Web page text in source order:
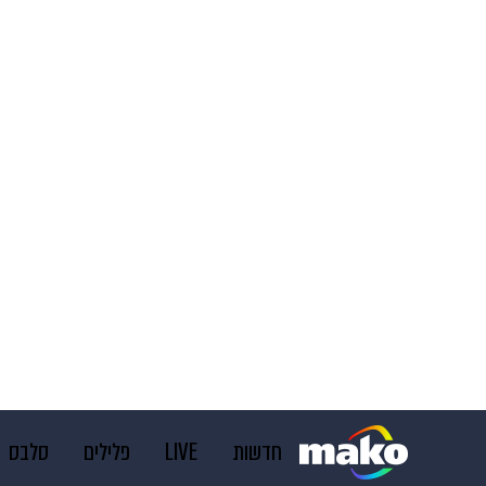
חדשות LIVE פלילים סלבס